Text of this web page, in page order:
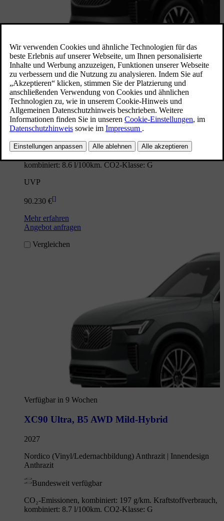
Verfügbar in 4 Wochen
XC90 Plus,B5 AWD Mild-Hybrid
2027
Nordico (Vinyl/Ledernachbildung) Anthrazit | Innendesign
Anthrazit
kombiniert: 8.6 l/100km. CO2-Klasse: G
UVP
90.230 €[]
Mehr erfahren
Angebot anfragen
Vergleichen
Verfügbar in 9 Wochen
XC90 Ultra, B5 AWD Mild-Hybrid
2027
Nordico (Vinyl/Ledernachbildung) Anthrazit | Innendesign
Anthrazit
Bundesweit verfügbar
CO₂-Emissionen, kombiniert: 197 g/km. Kraftstoffverbrauch,
kombiniert: 8.7 l/100km. CO2-Klasse: G